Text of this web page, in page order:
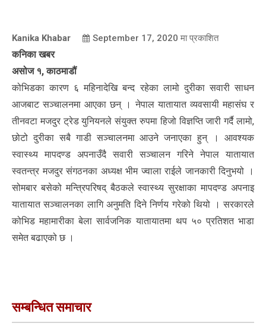
Kanika Khabar September 17, 2020 मा प्रकाशित
कनिका खबर
असोज १, काठमाडौं
कोभिडका कारण ६ महिनादेखि बन्द रहेका लामो दुरीका सवारी साधन
आजबाट सञ्चालनमा आएका छन् । नेपाल यातायात व्यवसायी महासंघ र
तीनवटा मजदुर ट्रेड युनियनले संयुक्त रुपमा हिजो विज्ञप्ति जारी गर्दै लामो,
छोटो दुरीका सबै गाडी सञ्चालनमा आउने जनाएका हुन् । आवश्यक
स्वास्थ्य मापदण्ड अपनाउँदै सवारी सञ्चालन गरिने नेपाल यातायात
स्वतन्त्र मजदुर संगठनका अध्यक्ष भीम ज्वाला राईले जानकारी दिनुभयो ।
सोमबार बसेको मन्त्रिपरिषद् बैठकले स्वास्थ्य सुरक्षाका मापदण्ड अपनाइ
यातायात सञ्चालनका लागि अनुमति दिने निर्णय गरेको थियो । सरकारले
कोभिड महामारीका बेला सार्वजनिक यातायातमा थप ५० प्रतिशत भाडा
समेत बढाएको छ ।
सम्बन्धित समाचार